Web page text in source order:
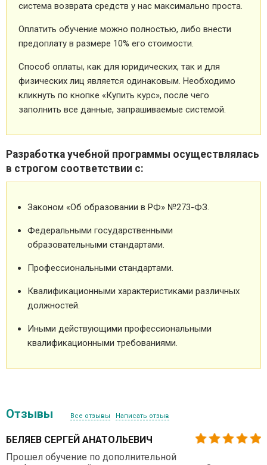
система возврата средств у нас максимально проста.
Оплатить обучение можно полностью, либо внести
предоплату в размере 10% его стоимости.
Способ оплаты, как для юридических, так и для
физических лиц является одинаковым. Необходимо
кликнуть по кнопке «Купить курс», после чего
заполнить все данные, запрашиваемые системой.
Разработка учебной программы осуществлялась
в строгом соответствии с:
Законом «Об образовании в РФ» №273-ФЗ.
Федеральными государственными
образовательными стандартами.
Профессиональными стандартами.
Квалификационными характеристиками различных
должностей.
Иными действующими профессиональными
квалификационными требованиями.
Отзывы Все отзывы Написать отзыв
БЕЛЯЕВ СЕРГЕЙ АНАТОЛЬЕВИЧ
Прошел обучение по дополнительной